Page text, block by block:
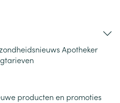
Apotheker
producten en promoties